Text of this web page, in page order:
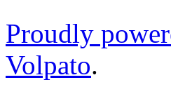
Proudly
Volpato.